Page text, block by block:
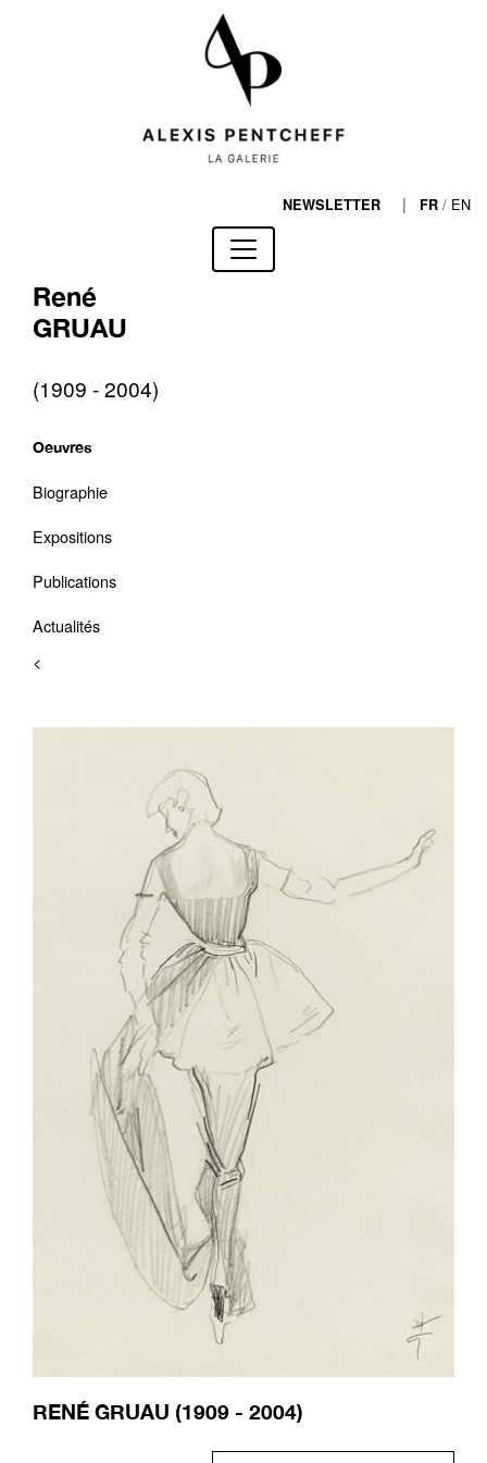
NEWSLETTER | FR / EN
René
GRUAU
(1909 - 2004)
Oeuvres
Biographie
Expositions
Publications
Actualités
<
RENÉ GRUAU (1909 - 2004)